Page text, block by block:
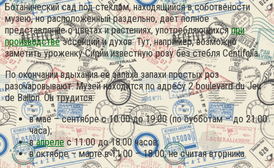
Ботанический сад под стеклом, находящийся в собствености
музею, но расположенный раздельно, даёт полное
представление о цветах и растениях, употребляющихсяпри
производствеэссенций и духов. Тут, например, возможно
заметить уроженку Сирии известную розу без стебля Centifolia.
По окончании вдыхания её запаха запахи простых роз
разочаровывают. Музей находится по адресу 2 boulevard du Jeu
de Ballon. Он трудится:
в мае – сентябре с 10:00 до 19:00 (по субботам – до 21:00
часа);
вапрелес 11:00 до 18:00 часов;
в октябре – марте в 11:00 – 18:00, не считая вторника.